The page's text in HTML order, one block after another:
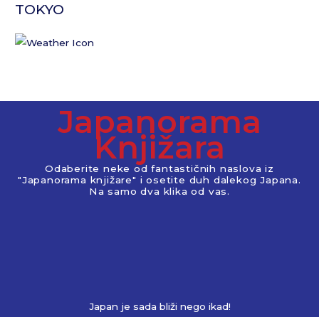
TOKYO
Japanorama
Knjižara
Odaberite neke od fantastičnih naslova iz
"Japanorama knjižare" i osetite duh dalekog Japana.
Na samo dva klika od vas.
Japan je sada bliži nego ikad!